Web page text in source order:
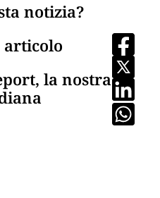
notizia?
articolo
la nostra